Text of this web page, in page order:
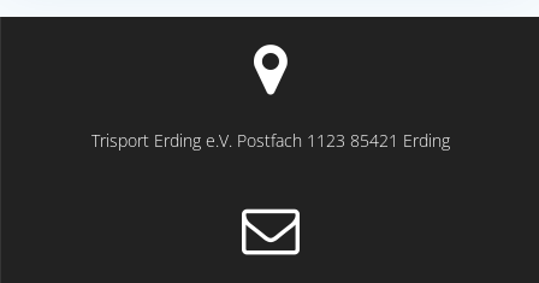
Trisport Erding e.V. Postfach 1123 85421 Erding